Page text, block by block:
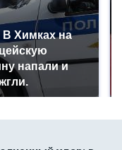
Химках на
напали и